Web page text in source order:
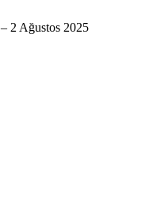
2 Ağustos 2025